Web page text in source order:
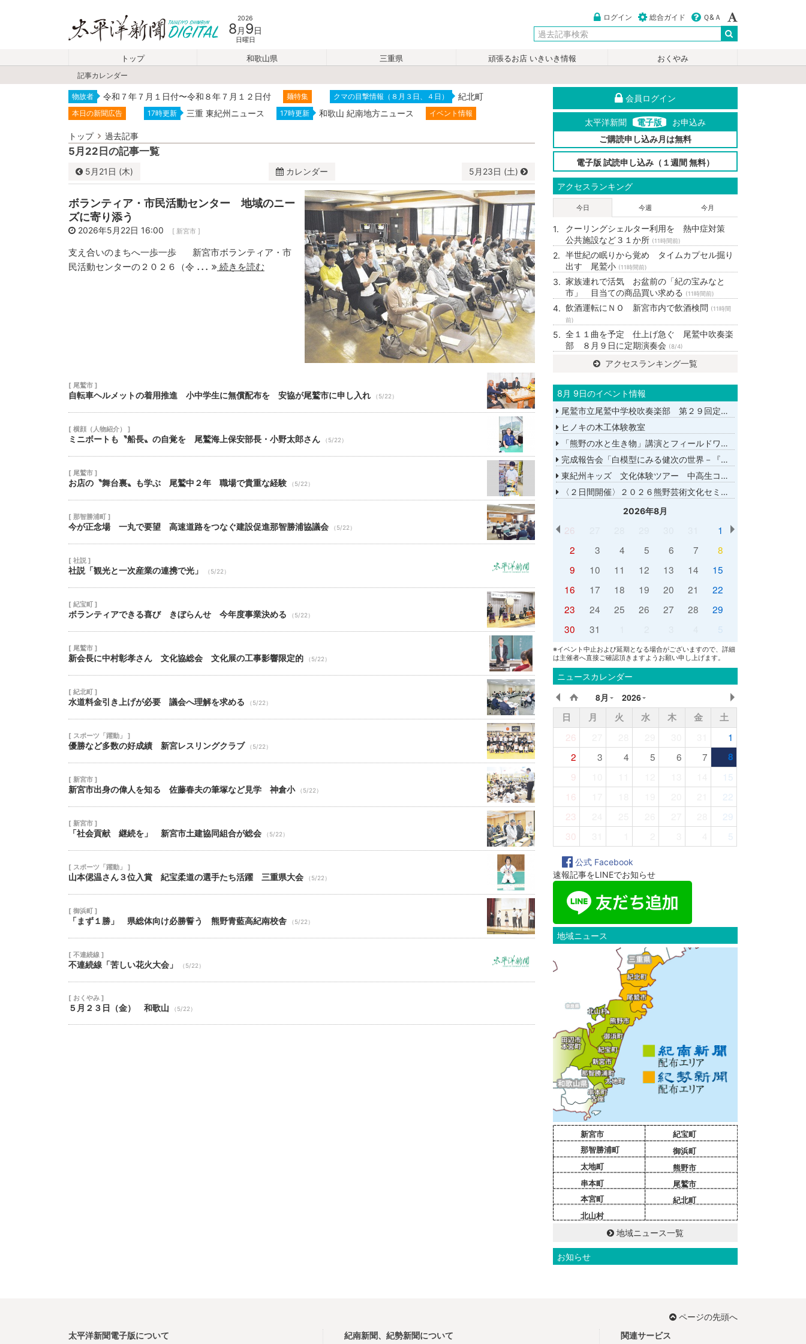
2026
8 月 9日
日曜日
ログイン 総合ガイド Ｑ&Ａ
トップ 和歌山県 三重県 頑張るお店 いきいき情報
おくやみ
記事カレンダー
物故者 令和７年７月１日付〜令和８年７月１２日付 麺特集 クマの目撃情報（８月３日、４日） 紀北町
本日の新聞広告 17時更新 三重 東紀州ニュース 17時更新 和歌山 紀南地方ニュース イベント情報
トップ 過去記事
5月22日の記事一覧
5月 21日 (木) カレンダー 5月 23日 (土)
日 月 水 木 金
土
26
27 29 30 1
2
3
4 5 6 7 8
9
10
11 12 13 14 15
16
20 21 22
23
27 28 29
30
3 4 5 6
ボランティア・市民活動センター 地域のニー
ズに寄り添う
2026年5月22日 16:00 [ 新宮市 ]
支え合いのまちへ一歩一歩 新宮市ボランティア・市
民活動センターの２０２６（令 ... 続きを読む
[ 尾鷲市 ]
自転車ヘルメットの着用推進 小中学生に無償配布を 安協が尾鷲市に申し入れ （5/22）
[ 横顔（人物紹介） ]
ミニボートも〝船長〟の自覚を 尾鷲海上保安部長・小野太郎さん （5/22）
[ 尾鷲市 ]
お店の〝舞台裏〟も学ぶ 尾鷲中２年 職場で貴重な経験 （5/22）
[ 那智勝浦町 ]
今が正念場 一丸で要望 高速道路をつなぐ建設促進那智勝浦協議会 （5/22）
[ 社説 ]
社説「観光と一次産業の連携で光」 （5/22）
[ 紀宝町 ]
ボランティアできる喜び きぼらんせ 今年度事業決める （5/22）
[ 尾鷲市 ]
新会長に中村彰孝さん 文化協総会 文化展の工事影響限定的 （5/22）
[ 紀北町 ]
水道料金引き上げが必要 議会へ理解を求める （5/22）
[ スポーツ「躍動」 ]
優勝など多数の好成績 新宮レスリングクラブ （5/22）
[ 新宮市 ]
新宮市出身の偉人を知る 佐藤春夫の筆塚など見学 神倉小 （5/22）
[ 新宮市 ]
「社会貢献 継続を」 新宮市土建協同組合が総会 （5/22）
[ スポーツ「躍動」 ]
山本偲温さん３位入賞 紀宝柔道の選手たち活躍 三重県大会 （5/22）
[ 御浜町 ]
「まず１勝」 県総体向け必勝誓う 熊野青藍高紀南校舎 （5/22）
[ 不連続線 ]
不連続線「苦しい花火大会」 （5/22）
[ おくやみ ]
５月２３日（金） 和歌山 （5/22）
会員ログイン
太平洋新聞 電子版
お申込み
ご購読申し込み月は無料
電子版 試読申し込み（１週間 無料）
アクセスランキング
今日 今週 今月
クーリングシェルター利用を 熱中症対策
公共施設など３１か所 (11時間前)
半世紀の眠りから覚め タイムカプセル掘り
出す 尾鷲小 (11時間前)
家族連れで活気 お盆前の「紀の宝みなと
市」 目当ての商品買い求める
(11時間前)
飲酒運転にＮＯ 新宮市内で飲酒検問 (11時間
前)
全１１曲を予定 仕上げ急ぐ 尾鷲中吹奏楽
部 ８月９日に定期演奏会 (8/4)
アクセスランキング一覧
8月 9日のイベント情報
尾鷲市立尾鷲中学校吹奏楽部 第２９回定期演奏会
ヒノキの木工体験教室
「熊野の水と生き物」講演とフィールドワーク
完成報告会「白模型にみる健次の世界－『千年の愉楽』『奇蹟』より－」
東紀州キッズ 文化体験ツアー 中高生コース
〈２日間開催〉２０２６熊野芸術文化セミナー
2026年8月
26
1
2
3 4 5 6 7
8
9
10 11 12 13 14
15
16
17 18 19 20 21
22
23
24 25 26 27 28
29
30
31 5
※イベント中止および延期となる場合がございますので、詳細
は主催者へ直接ご確認頂きますようお願い申し上げます。
ニュースカレンダー
8月 2026
日 月 火 水 木 金
土
26
1
2
3 4 5 6 7
8
9
15
16
22
23
29
30
5
公式 Facebook
速報記事をLINEでお知らせ
地域ニュース
新宮市
那智勝浦町
太地町
串本町
本宮町
北山村
紀宝町
御浜町
熊野市
尾鷲市
紀北町
地域ニュース一覧
お知らせ
ページの先頭へ
太平洋新聞電子版について
紀南新聞、紀勢新聞について 関連サービス